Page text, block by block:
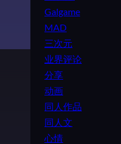
Galgame
MAD
三次元
业界评论
分享
动画
同人作品
同人文
心情